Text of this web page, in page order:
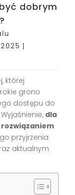
dobrym
|
której
grono
dostępu do
dla
przyjrzenia
aktualnym